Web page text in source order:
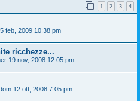
1 2 3 4
feb, 2009 10:38 pm
ricchezze...
19 nov, 2008 12:05 pm
12 ott, 2008 7:05 pm